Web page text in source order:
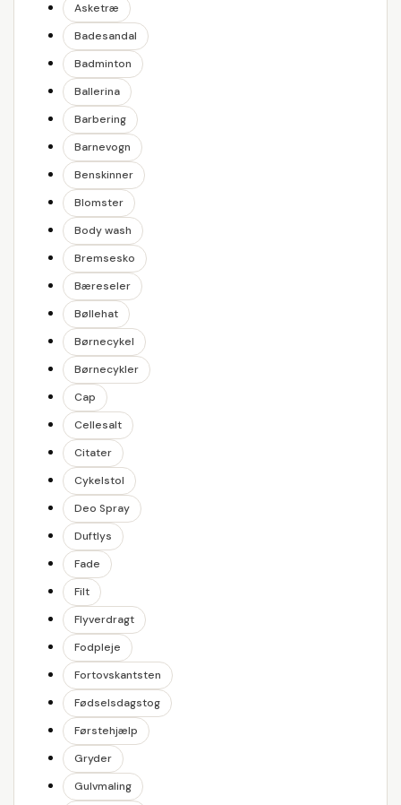
Asketræ
Badesandal
Badminton
Ballerina
Barbering
Barnevogn
Benskinner
Blomster
Body wash
Bremsesko
Bæreseler
Bøllehat
Børnecykel
Børnecykler
Cap
Cellesalt
Citater
Cykelstol
Deo Spray
Duftlys
Fade
Filt
Flyverdragt
Fodpleje
Fortovskantsten
Fødselsdagstog
Førstehjælp
Gryder
Gulvmaling